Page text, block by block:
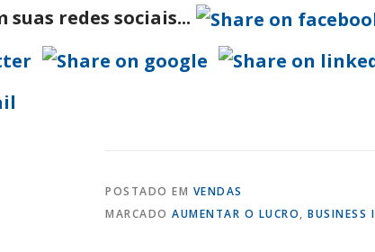
redes sociais...
POSTADO EM VENDAS
MARCADO AUMENTAR O LUCRO, BUSINESS